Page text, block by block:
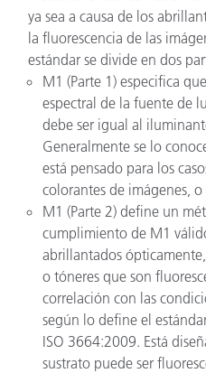
ya sea a causa de los
la fluorescencia de las
estándar se divide en dos
M1 (Parte 1) especifica
espectral de la fuente de
debe ser igual al
Generalmente se lo
está pensado para los
colorantes de imágenes,
M1 (Parte 2) define un
cumplimiento de M1
abrillantados
o tóneres que son
correlación con las
según lo define el
ISO 3664:2009. Está
sustrato puede ser